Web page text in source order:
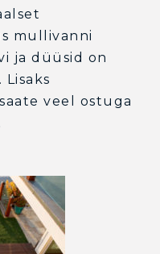
mullivanni
ja düüsid on
veel ostuga